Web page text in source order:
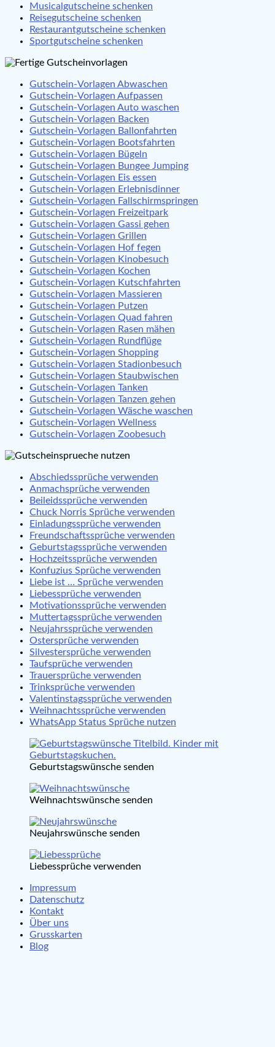
Musicalgutscheine schenken
Reisegutscheine schenken
Restaurantgutscheine schenken
Sportgutscheine schenken
Gutschein-Vorlagen Abwaschen
Gutschein-Vorlagen Aufpassen
Gutschein-Vorlagen Auto waschen
Gutschein-Vorlagen Backen
Gutschein-Vorlagen Ballonfahrten
Gutschein-Vorlagen Bootsfahrten
Gutschein-Vorlagen Bügeln
Gutschein-Vorlagen Bungee Jumping
Gutschein-Vorlagen Eis essen
Gutschein-Vorlagen Erlebnisdinner
Gutschein-Vorlagen Fallschirmspringen
Gutschein-Vorlagen Freizeitpark
Gutschein-Vorlagen Gassi gehen
Gutschein-Vorlagen Grillen
Gutschein-Vorlagen Hof fegen
Gutschein-Vorlagen Kinobesuch
Gutschein-Vorlagen Kochen
Gutschein-Vorlagen Kutschfahrten
Gutschein-Vorlagen Massieren
Gutschein-Vorlagen Putzen
Gutschein-Vorlagen Quad fahren
Gutschein-Vorlagen Rasen mähen
Gutschein-Vorlagen Rundflüge
Gutschein-Vorlagen Shopping
Gutschein-Vorlagen Stadionbesuch
Gutschein-Vorlagen Staubwischen
Gutschein-Vorlagen Tanken
Gutschein-Vorlagen Tanzen gehen
Gutschein-Vorlagen Wäsche waschen
Gutschein-Vorlagen Wellness
Gutschein-Vorlagen Zoobesuch
Abschiedssprüche verwenden
Anmachsprüche verwenden
Beileidssprüche verwenden
Chuck Norris Sprüche verwenden
Einladungssprüche verwenden
Freundschaftssprüche verwenden
Geburtstagssprüche verwenden
Hochzeitssprüche verwenden
Konfuzius Sprüche verwenden
Liebe ist … Sprüche verwenden
Liebessprüche verwenden
Motivationssprüche verwenden
Muttertagssprüche verwenden
Neujahrssprüche verwenden
Ostersprüche verwenden
Silvestersprüche verwenden
Taufsprüche verwenden
Trauersprüche verwenden
Trinksprüche verwenden
Valentinstagssprüche verwenden
Weihnachtssprüche verwenden
WhatsApp Status Sprüche nutzen
Geburtstagswünsche senden
Weihnachtswünsche senden
Neujahrswünsche senden
Liebessprüche verwenden
Impressum
Datenschutz
Kontakt
Über uns
Grusskarten
Blog